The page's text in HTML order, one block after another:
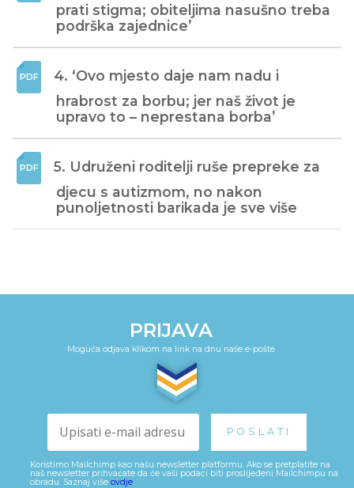
prati stigma; obiteljima nasušno treba
podrška zajednice’
4. ‘Ovo mjesto daje nam nadu i
hrabrost za borbu; jer naš život je
upravo to – neprestana borba’
5. Udruženi roditelji ruše prepreke za
djecu s autizmom, no nakon
punoljetnosti barikada je sve više
PRIJAVA
Moguća odjava klikom na link na dnu naše e-pošte
Koristimo Mailchimp kao našu newsletter platformu. Ako se pretplatite na
naš newsletter prihvaćate da će vaši podaci biti proslijeđeni Mailchimpu na
obradu. Saznaj više ovdje